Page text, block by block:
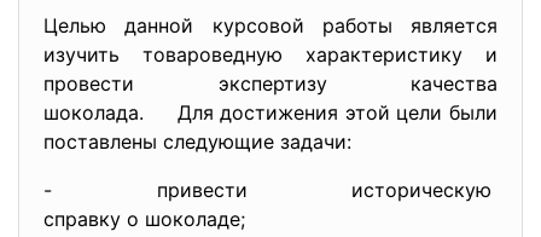
Целью данной курсовой работы является
изучить товароведную характеристику и
провести экспертизу качества
шоколада. Для достижения этой цели были
поставлены следующие задачи:
- привести историческую
справку о шоколаде;